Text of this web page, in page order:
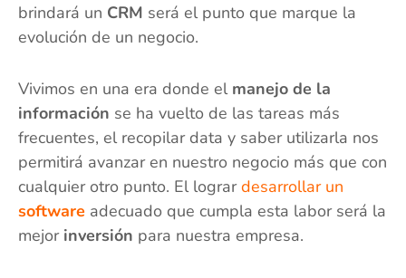
brindará un CRM será el punto que marque la
evolución de un negocio.
Vivimos en una era donde el manejo de la
información se ha vuelto de las tareas más
frecuentes, el recopilar data y saber utilizarla nos
permitirá avanzar en nuestro negocio más que con
cualquier otro punto. El logrardesarrollar un
software adecuado que cumpla esta labor será la
mejor inversión para nuestra empresa.